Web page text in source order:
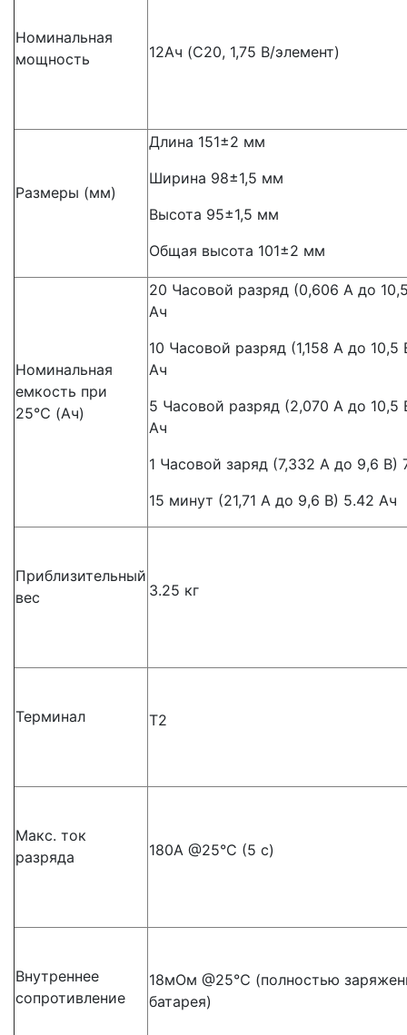
Номинальная
мощность
12Ач (C20, 1,75 В/элемент)
Размеры (мм)
Длина 151±2 мм
Ширина 98±1,5 мм
Высота 95±1,5 мм
Общая высота 101±2 мм
Номинальная
емкость при
25℃ (Ач)
20 Часовой разряд (0,606 А до
Ач
10 Часовой разряд (1,158 А до 10,5
Ач
5 Часовой разряд (2,070 А до 10,5
Ач
1 Часовой заряд (7,332 А до 9,6 В)
15 минут (21,71 А до 9,6 В) 5.42 Ач
Приблизительный
вес
3.25 кг
Терминал Т2
Макс. ток
разряда
180A @25°C (5 с)
Внутреннее
сопротивление
18мОм @25℃ (полностью
батарея)